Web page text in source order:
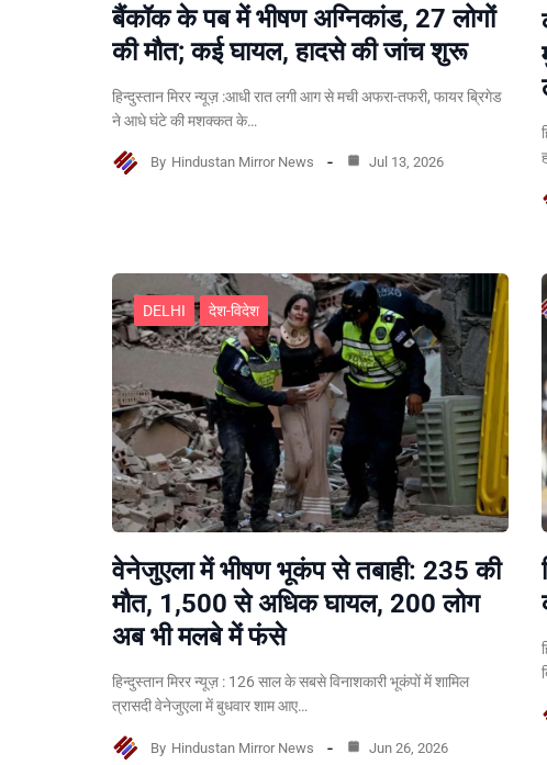
बैंकॉक के पब में भीषण अग्निकांड, 27 लोगों
की मौत; कई घायल, हादसे की जांच शुरू
हिन्दुस्तान मिरर न्यूज़ :आधी रात लगी आग से मची अफरा-तफरी, फायर ब्रिगेड
ने आधे घंटे की मशक्कत के…
By Hindustan Mirror News Jul 13, 2026
DELHI देश-विदेश
वेनेजुएला में भीषण भूकंप से तबाही: 235 की
मौत, 1,500 से अधिक घायल, 200 लोग
अब भी मलबे में फंसे
हिन्दुस्तान मिरर न्यूज़ : 126 साल के सबसे विनाशकारी भूकंपों में शामिल
त्रासदी वेनेजुएला में बुधवार शाम आए…
By Hindustan Mirror News Jun 26, 2026